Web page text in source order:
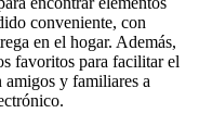
conveniente, con
en el hogar. Además,
favoritos para facilitar el
amigos y familiares a